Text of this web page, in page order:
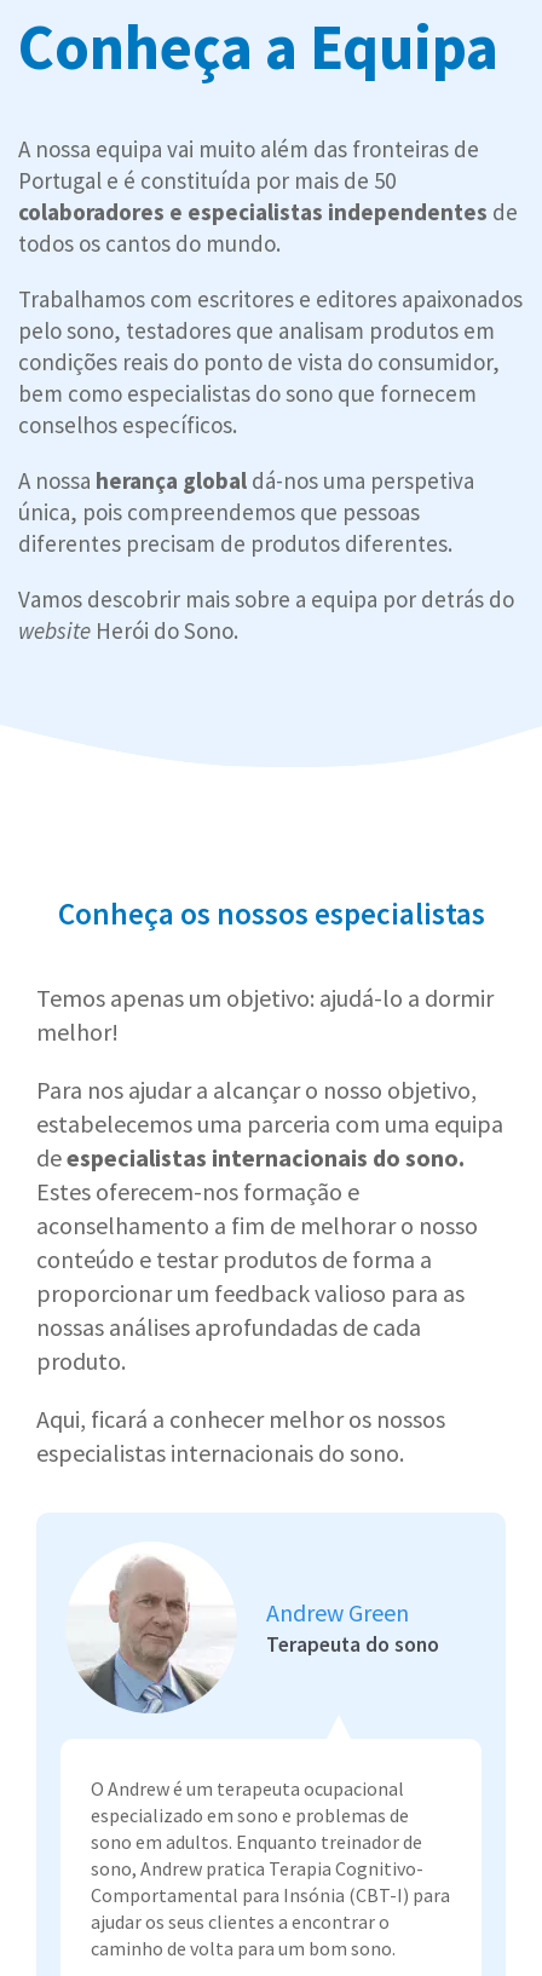
Conheça a Equipa
A nossa equipa vai muito além das fronteiras de
Portugal e é constituída por mais de 50
colaboradores e especialistas independentes de
todos os cantos do mundo.
Trabalhamos com escritores e editores apaixonados
pelo sono, testadores que analisam produtos em
condições reais do ponto de vista do consumidor,
bem como especialistas do sono que fornecem
conselhos específicos.
A nossa herança global dá-nos uma perspetiva
única, pois compreendemos que pessoas
diferentes precisam de produtos diferentes.
Vamos descobrir mais sobre a equipa por detrás do
website Herói do Sono.
Conheça os nossos especialistas
Temos apenas um objetivo: ajudá-lo a dormir
melhor!
Para nos ajudar a alcançar o nosso objetivo,
estabelecemos uma parceria com uma equipa
deespecialistas internacionais do sono.
Estes oferecem-nos formação e
aconselhamento a fim de melhorar o nosso
conteúdo e testar produtos de forma a
proporcionar um feedback valioso para as
nossas análises aprofundadas de cada
produto.
Aqui, ficará a conhecer melhor os nossos
especialistas internacionais do sono.
O Andrew é um terapeuta ocupacional
especializado em sono e problemas de
sono em adultos. Enquanto treinador de
sono, Andrew pratica Terapia Cognitivo-
Comportamental para Insónia (CBT-I) para
ajudar os seus clientes a encontrar o
caminho de volta para um bom sono.
Andrew Green
Terapeuta do sono